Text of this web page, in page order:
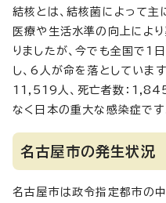
結核とは、結核菌によって主
医療や生活水準の向上によ
りましたが、今でも全国で1
し、6人が命を落としていま
11,519人、死亡者数：1,845
なく日本の重大な感染症です
名古屋市の発生状況
名古屋市は政令指定都市の